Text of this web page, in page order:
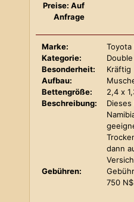
Preise: Auf
Anfrage
Marke:
Toyota
Kategorie:
Double
Besonderheit:
Kräftig
Aufbau:
Bettengröße:
2,4 x
Beschreibung:
dann
Gebühren:
750